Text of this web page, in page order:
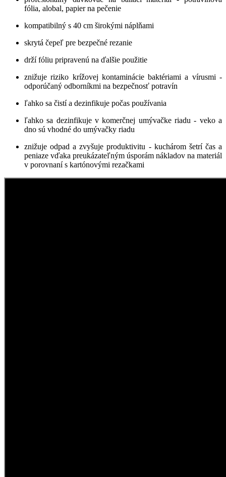
fólia, alobal, papier na pečenie
kompatibilný s 40 cm širokými náplňami
skrytá čepeľ pre bezpečné rezanie
drží fóliu pripravenú na ďalšie použitie
znižuje riziko krížovej kontaminácie baktériami a vírusmi -
odporúčaný odborníkmi na bezpečnosť potravín
ľahko sa čistí a dezinfikuje počas používania
ľahko sa dezinfikuje v komerčnej umývačke riadu - veko a
dno sú vhodné do umývačky riadu
znižuje odpad a zvyšuje produktivitu - kuchárom šetrí čas a
peniaze vďaka preukázateľným úsporám nákladov na materiál
v porovnaní s kartónovými rezačkami